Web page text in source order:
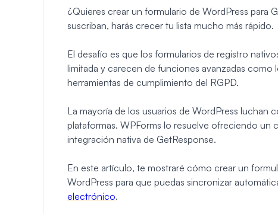
¿Quieres crear un formulario de WordPress para
suscriban, harás crecer tu lista mucho más rápido.
El desafío es que los formularios de registro
limitada y carecen de funciones avanzadas
herramientas de cumplimiento del RGPD.
La mayoría de los usuarios de WordPress
plataformas. WPForms lo resuelve ofreciendo un
integración nativa de GetResponse.
En este artículo, te mostraré cómo crear un
WordPress para que puedas sincronizar
electrónico.